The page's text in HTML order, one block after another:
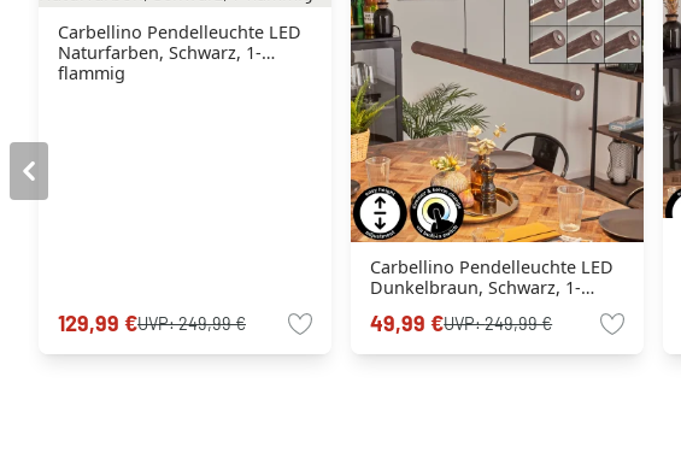
Carbellino Pendelleuchte LED
Naturfarben, Schwarz, 1-
flammig
129,99 €UVP:249,99 €
Carbellino Pendelleuchte LED
Dunkelbraun, Schwarz, 1-
49,99 €UVP:249,99 €